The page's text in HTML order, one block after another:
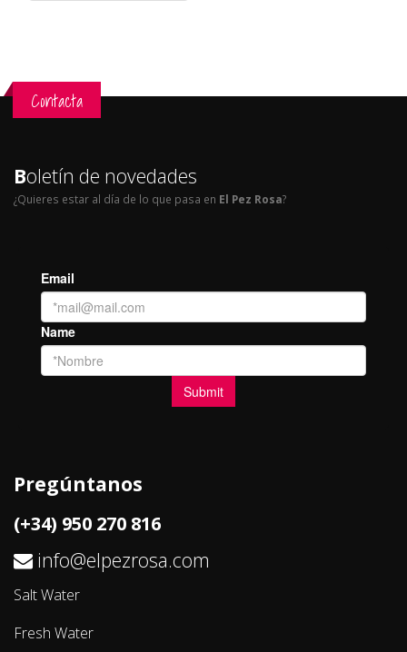
Contacta
Boletín de novedades
¿Quieres estar al día de lo que pasa en El Pez Rosa?
Pregúntanos
(+34) 950 270 816
info@elpezrosa.com
Salt Water
Fresh Water